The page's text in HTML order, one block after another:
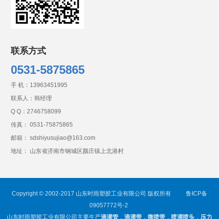
联系方式
0531-5875865
手 机： 13963451995
联系人：韩经理
Q Q： 2746758099
传真： 0531-75875865
邮箱： sdshiyusujiao@163.com
地址： 山东省济南市钢城区颜庄镇上北港村
Copyright © 2002-2017 山东时雨塑胶工业有限公司 版权所有
鲁ICP备
09057772号-2
山东时雨塑胶工业有限公司主要生产滴灌管， 滴灌带， 微喷带， 喷灌喷头， 压力